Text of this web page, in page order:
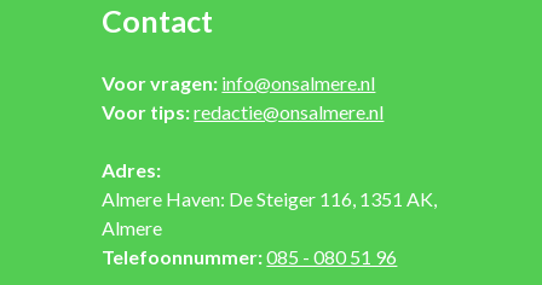
Contact
Voor vragen: info@onsalmere.nl
Voor tips:redactie@onsalmere.nl
Adres:
Almere Haven: De Steiger 116, 1351 AK,
Almere
Telefoonnummer:085 - 080 51 96